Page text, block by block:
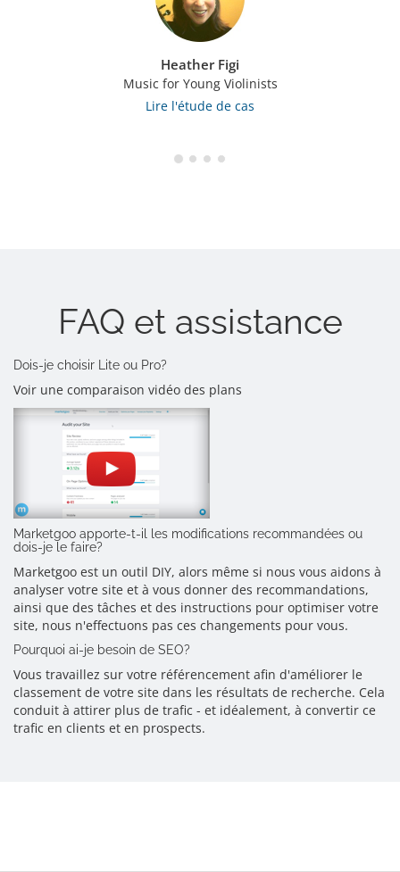
Heather Figi
Music for Young Violinists
Lire l'étude de cas
FAQ et assistance
Dois-je choisir Lite ou Pro?
Voir une comparaison vidéo des plans
Marketgoo apporte-t-il les modifications recommandées ou
dois-je le faire?
Marketgoo est un outil DIY, alors même si nous vous aidons à
analyser votre site et à vous donner des recommandations,
ainsi que des tâches et des instructions pour optimiser votre
site, nous n'effectuons pas ces changements pour vous.
Pourquoi ai-je besoin de SEO?
Vous travaillez sur votre référencement afin d'améliorer le
classement de votre site dans les résultats de recherche. Cela
conduit à attirer plus de trafic - et idéalement, à convertir ce
trafic en clients et en prospects.